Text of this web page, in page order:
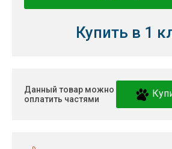
Купить в 1
Данный товар можно
оплатить частями